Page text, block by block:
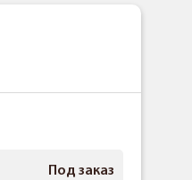
Под заказ